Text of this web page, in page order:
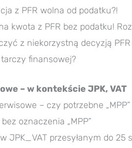
z PFR wolna od podatku?!
kwota z PFR bez podatku!
z niekorzystną decyzją
finansowej?
– w kontekście JPK, VAT
– czy potrzebne „MPP”
oznaczenia „MPP”
JPK_VAT przesyłanym do 25